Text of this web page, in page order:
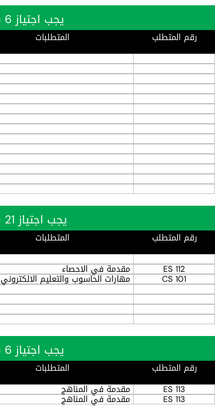
يجب اجتياز 6 ساعة بنجاح
رقم المتطلب المتطلبات
يجب اجتياز 21 ساعة بنجاح
رقم المتطلب المتطلبات
ES 112 مقدمة في الاحصاء
CS 101 مهارات الحاسوب والتعليم الالكتروني
يجب اجتياز 6 ساعة بنجاح
رقم المتطلب المتطلبات
ES 113 مقدمة في المناهج
ES 113 مقدمة في المناهج